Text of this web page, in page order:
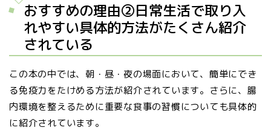
おすすめの理由②日常生活で取り入
れやすい具体的方法がたくさん紹介
されている
この本の中では、朝・昼・夜の場面において、簡単にでき
る免疫力をたけめる方法が紹介されています。さらに、腸
内環境を整えるために重要な食事の習慣についても具体的
に紹介されています。